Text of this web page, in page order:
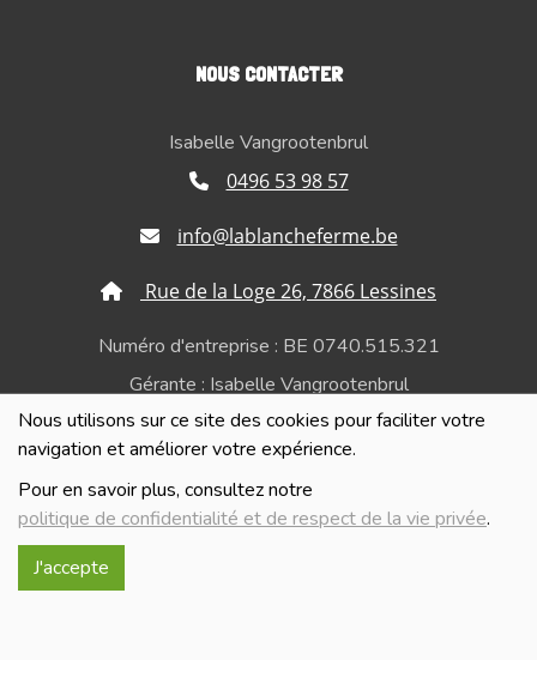
Nous utilisons sur ce site des cookies pour faciliter votre
navigation et améliorer votre expérience.
Pour en savoir plus, consultez notre
politique de confidentialité et de respect de la vie privée.
J'accepte
NOUS CONTACTER
Isabelle Vangrootenbrul
0496 53 98 57
info@lablancheferme.be
Rue de la Loge 26, 7866 Lessines
Numéro d'entreprise : BE 0740.515.321
Gérante : Isabelle Vangrootenbrul
Politique de confidentialité et de respect de la vie
privée